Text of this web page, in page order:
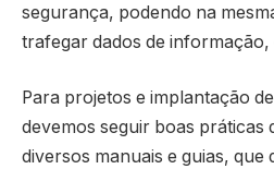
segurança, podendo na
trafegar dados de
Para projetos e implantação
devemos seguir boas práticas
diversos manuais e guias, que